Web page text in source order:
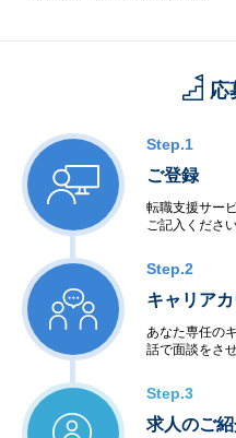
・衛星・航空制御
・交通機関・車輌制御
・ビル・店舗設備制御
・電力・エネルギー制御
・通信インフラ制御
・LSI・FPGA設計
・電子回路設計・生産
◆アウトソーシングサービス
＜システム運用保守サービス＞
・業務運用
・オペレーション
・ネットワーク管理
応
Step.1
ご登録
転職支援サー
ご記入ください
Step.2
キャリア
あなた専任の
話で面談をさ
Step.3
求人のご